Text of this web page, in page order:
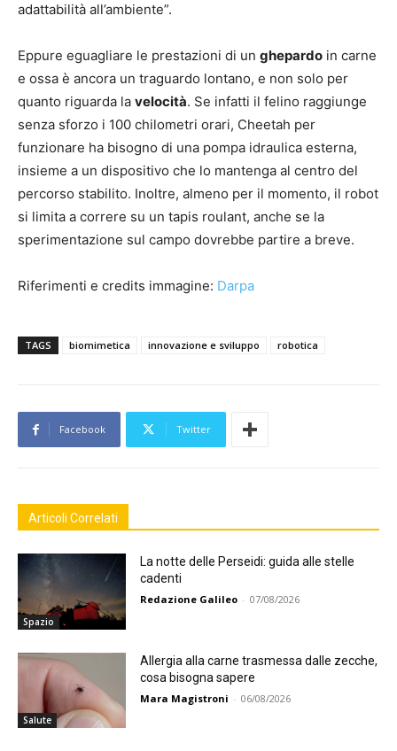
adattabilità all’ambiente”.
Eppure eguagliare le prestazioni di un ghepardo in carne
e ossa è ancora un traguardo lontano, e non solo per
quanto riguarda la velocità. Se infatti il felino raggiunge
senza sforzo i 100 chilometri orari, Cheetah per
funzionare ha bisogno di una pompa idraulica esterna,
insieme a un dispositivo che lo mantenga al centro del
percorso stabilito. Inoltre, almeno per il momento, il robot
si limita a correre su un tapis roulant, anche se la
sperimentazione sul campo dovrebbe partire a breve.
Riferimenti e credits immagine: Darpa
TAGS biomimetica innovazione e sviluppo robotica
Facebook Twitter
Articoli Correlati
Spazio
La notte delle Perseidi: guida alle stelle
cadenti
Redazione Galileo - 07/08/2026
Salute
Allergia alla carne trasmessa dalle zecche,
cosa bisogna sapere
Mara Magistroni - 06/08/2026